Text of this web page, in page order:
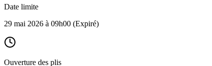
Date limite
29 mai 2026 à 09h00 (Expiré)
Ouverture des plis